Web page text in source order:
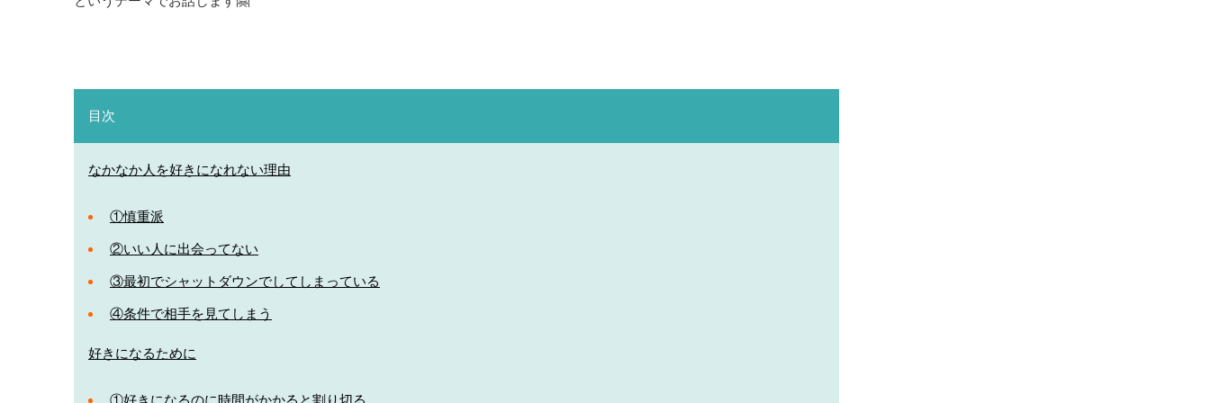
目次
なかなか人を好きになれない理由
①慎重派
②いい人に出会ってない
③最初でシャットダウンでしてしまっている
④条件で相手を見てしまう
好きになるために
①好きになるのに時間がかかると割り切る